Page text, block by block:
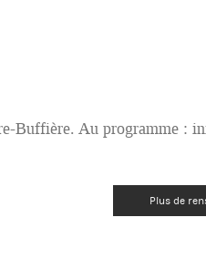
Buffière. Au programme :
Plus de